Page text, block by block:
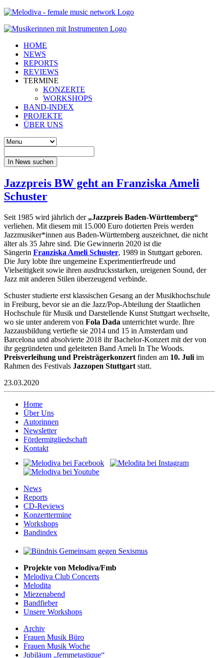
HOME
NEWS
REPORTS
REVIEWS
TERMINE
KONZERTE
WORKSHOPS
BAND-INDEX
PROJEKTE
ÜBER UNS
In News suchen
Jazzpreis BW geht an Franziska Ameli
Schuster
Seit 1985 wird jährlich der „Jazzpreis Baden-Württemberg“
verliehen. Mit diesem mit 15.000 Euro dotierten Preis werden
Jazzmusiker*innen aus Baden-Württemberg auszeichnet, die nicht
älter als 35 Jahre sind. Die Gewinnerin 2020 ist die
Sängerin Franziska Ameli Schuster, 1989 in Stuttgart geboren.
Die Jury lobte ihre ungemeine Experimentierfreude und
Vielseitigkeit sowie ihren ausdrucksstarken, ureigenen Sound, der
Jazz mit anderen Stilen überzeugend verbinde.
Schuster studierte erst klassischen Gesang an der Musikhochschule
in Freiburg, bevor sie an die Jazz/Pop-Abteilung der Staatlichen
Hochschule für Musik und Darstellende Kunst Stuttgart wechselte,
wo sie unter anderem von Fola Dada unterrichtet wurde. Ihre
Jazzausbildung vertiefte sie 2014 und 15 in Amsterdam und
Barcelona und absolvierte 2018 ihr Bachelor-Konzert mit der von
ihr gegründeten und geleiteten Band Ameli In The Woods.
Preisverleihung und Preisträgerkonzert finden am 10. Juli im
Rahmen des Festivals Jazzopen Stuttgart statt.
23.03.2020
Home
Über Uns
Autorinnen
Newsletter
Fördermitgliedschaft
Kontakt
News
Reports
CD-Reviews
Konzerttermine
Workshops
Bandindex
Projekte von Melodiva/Fmb
Melodiva Club Concerts
Melodita
Miezenabend
Bandfieber
Unsere Workshops
Archiv
Frauen Musik Büro
Frauen Musik Woche
Jubiläum „femmetastique“